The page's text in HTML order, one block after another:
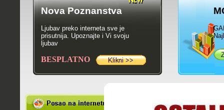
Nova Poznanstva
Ljubav preko interneta sve je
prisutnija. Upoznajte i Vi svoju
ljubav
BESPLATNO